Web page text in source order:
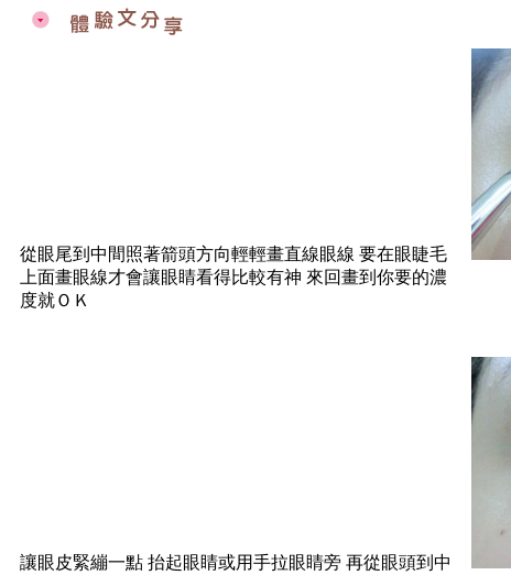
從眼尾到中間照著箭頭方向輕輕畫直線眼線 要在眼睫毛
上面畫眼線才會讓眼睛看得比較有神 來回畫到你要的濃
度就ＯＫ
讓眼皮緊繃一點 抬起眼睛或用手拉眼睛旁 再從眼頭到中